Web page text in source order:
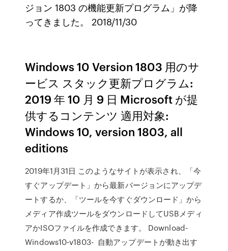
ジョン 1803 の機能更新プログラム」が降
ってきました。 2018/11/30
Windows 10 Version 1803 用のサ
ービス スタック更新プログラム:
2019 年 10 月 9 日 Microsoft が提
供するコンテンツ 適用対象:
Windows 10, version 1803, all
editions
2019年1月31日 このようなサイトが表示され、「今
すぐアップデート」から最新バージョンにアップデ
ートするか、「ツールを今すぐダウンロード」から
メディア作成ツールをダウンロードしてUSBメディ
アかISOファイルを作成できます。 Download-
Windows10-v1803- 自動アップデートが動き出す